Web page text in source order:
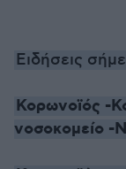
Ειδήσεις
Κορωνοϊός -
νοσοκομείο -